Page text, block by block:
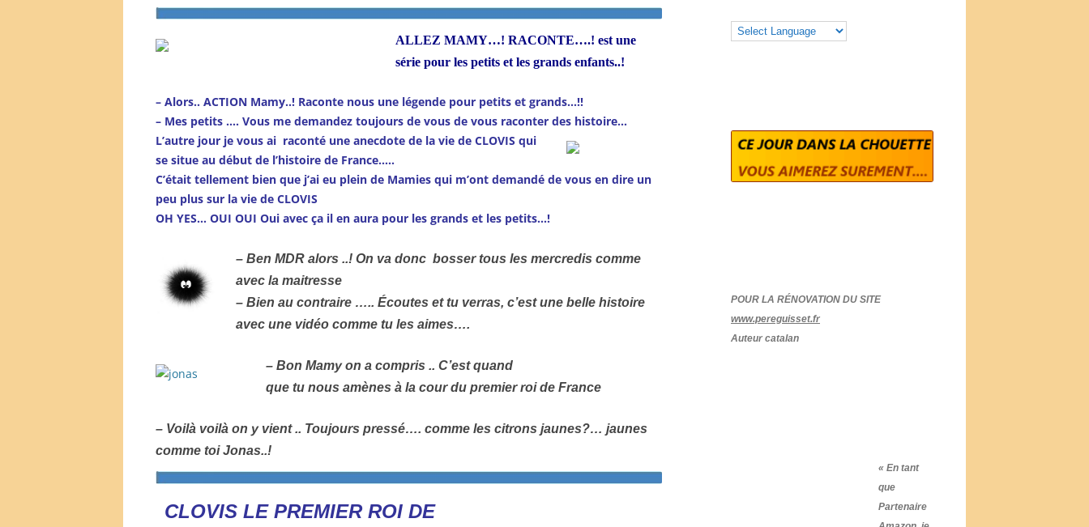
ALLEZ MAMY…! RACONTE….! est une
série pour les petits et les grands enfants..!
– Alors.. ACTION Mamy..! Raconte nous une légende pour petits et grands…!!
– Mes petits …. Vous me demandez toujours de vous de vous raconter des histoire…
L’autre jour je vous ai raconté une anecdote de la vie de CLOVIS qui
se situe au début de l’histoire de France…..
C’était tellement bien que j’ai eu plein de Mamies qui m’ont demandé de vous en dire un
peu plus sur la vie de CLOVIS
OH YES… OUI OUI Oui avec ça il en aura pour les grands et les petits…!
– Ben MDR alors ..! On va donc bosser tous les mercredis comme
avec la maitresse
– Bien au contraire ….. Écoutes et tu verras, c’est une belle histoire
avec une vidéo comme tu les aimes….
– Bon Mamy on a compris .. C’est quand
que tu nous amènes à la cour du premier roi de France
– Voilà voilà on y vient .. Toujours pressé…. comme les citrons jaunes?… jaunes
comme toi Jonas..!
CLOVIS LE PREMIER ROI DE
POUR LA RÉNOVATION DU SITE
www.pereguisset.fr
Auteur catalan
« En tant
que
Partenaire